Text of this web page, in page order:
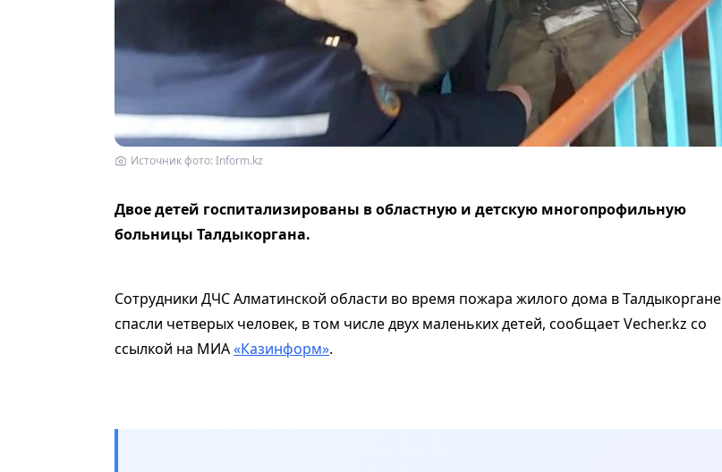
Источник фото: Inform.kz
Двое детей госпитализированы в областную и детскую многопрофильную
больницы Талдыкоргана.
Сотрудники ДЧС Алматинской области во время пожара жилого дома в Талдыкоргане
спасли четверых человек, в том числе двух маленьких детей, сообщает Vecher.kz со
ссылкой на МИА«Казинформ».